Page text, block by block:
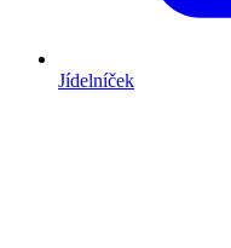
Jídelníček